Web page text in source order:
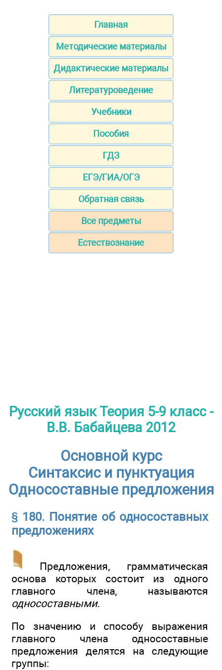
Главная
Методические материалы
Дидактические материалы
Литературоведение
Учебники
Пособия
ГДЗ
ЕГЭ/ГИА/ОГЭ
Обратная связь
Все предметы
Естествознание
Русский язык Теория 5-9 класс -
В.В. Бабайцева 2012
Основной курс
Синтаксис и пунктуация
Односоставные предложения
§ 180. Понятие об односоставных
предложениях
Предложения, грамматическая
основа которых состоит из одного
главного члена, называются
односоставными.
По значению и способу выражения
главного члена односоставные
предложения делятся на следующие
группы: